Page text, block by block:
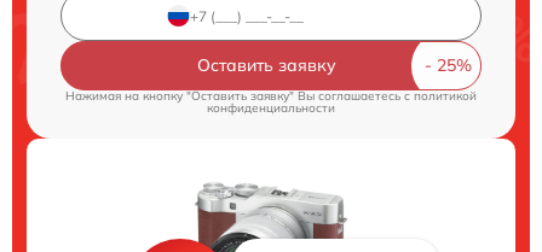
Оставить заявку
Нажимая на кнопку "Оставить заявку" Вы соглашаетесь c политикой
конфиденциальности